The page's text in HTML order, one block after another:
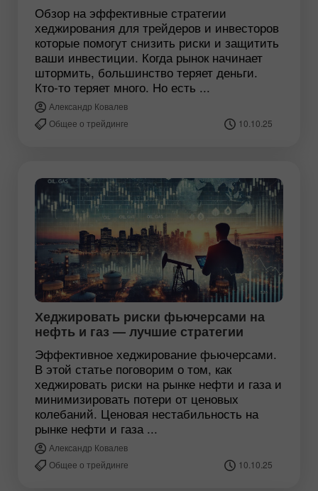
Обзор на эффективные стратегии
хеджирования для трейдеров и инвесторов
которые помогут снизить риски и защитить
ваши инвестиции. Когда рынок начинает
штормить, большинство теряет деньги.
Кто-то теряет много. Но есть ...
Александр Ковалев
Общее о трейдинге
10.10.25
Хеджировать риски фьючерсами на
нефть и газ — лучшие стратегии
Эффективное хеджирование фьючерсами.
В этой статье поговорим о том, как
хеджировать риски на рынке нефти и газа и
минимизировать потери от ценовых
колебаний. Ценовая нестабильность на
рынке нефти и газа ...
Александр Ковалев
Общее о трейдинге
10.10.25